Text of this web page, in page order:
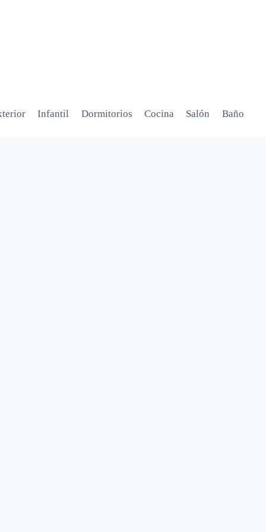
Infantil Dormitorios Cocina Salón Baño